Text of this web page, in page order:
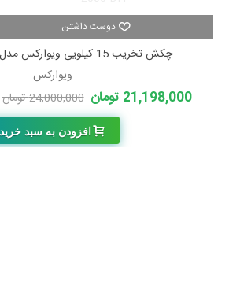
دوست داشتن
چکش تخریب 15 کیلویی ویوارکس مدل VR 2000 DH
ویوارکس
21,198,000 تومان 24,000,000 تومان
افزودن به سبد خرید